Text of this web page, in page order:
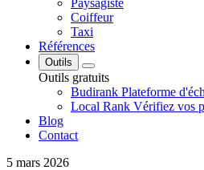
Paysagiste
Coiffeur
Taxi
Références
Outils
Outils gratuits
Budirank Plateforme
Local Rank Vérifiez vos
Blog
Contact
5 mars 2026